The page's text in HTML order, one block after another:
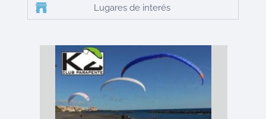
Lugares de interés